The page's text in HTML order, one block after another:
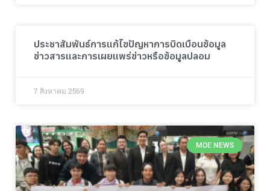
ประชาสัมพันธ์การแก้ไขปัญหาการบิดเบือนข้อมูล
ข่าวสารและการเผยแพร่ข่าวหรือข้อมูลปลอม
7 สิงหาคม 2569
MOE NEWS